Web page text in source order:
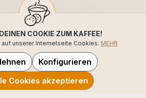
COOKIE ZUM KAFFEE!
unserer Internetseite Cookies. MEHR
Konfigurieren
Cookies akzeptieren